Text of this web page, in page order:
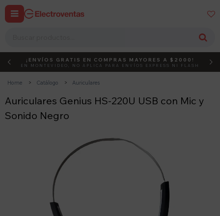
 
DEBUT ACTIVÁ EL CÓDIGO
¡ENVÍOS GRATIS EN COMPRAS MAYORES A $2000!
EN MONTEVIDEO, NO APLICA PARA ENVÍOS EXPRESS NI FLASH
Home Catálogo Auriculares
Auriculares Genius HS-220U USB con Mic y
Sonido Negro